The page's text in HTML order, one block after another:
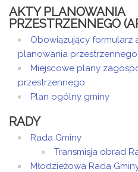
AKTY PLANOWANIA
PRZESTRZENNEGO
Obowiązujący formularz
planowania przestrzennego
Miejscowe plany
przestrzennego
Plan ogólny gminy
RADY
Rada Gminy
Transmisja obrad
Młodzieżowa Rada